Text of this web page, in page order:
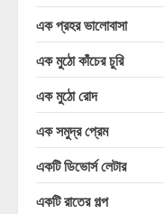
এক প্রহর ভালোবাসা
এক মুঠো কাঁচের চুরি
এক মুঠো রোদ
এক সমুদ্র প্রেম
একটি ডিভোর্স লেটার
একটি রাতের গল্প